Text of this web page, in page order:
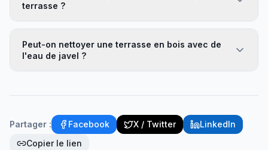
terrasse ?
Peut-on nettoyer une terrasse en bois avec de
l'eau de javel ?
Partager : Facebook X / Twitter
LinkedIn
Copier le lien